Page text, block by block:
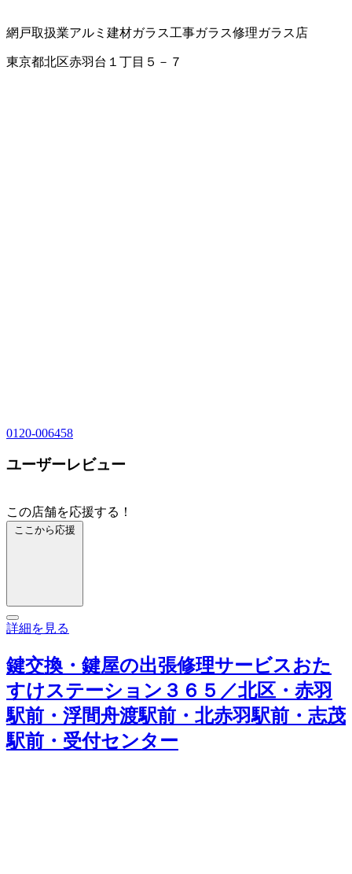
網戸取扱業アルミ建材ガラス工事ガラス修理ガラス店
東京都北区赤羽台１丁目５－７
0120-006458
ユーザーレビュー
この店舗を応援する！
ここから応援
詳細を見る
鍵交換・鍵屋の出張修理サービスおた
すけステーション３６５／北区・赤羽
駅前・浮間舟渡駅前・北赤羽駅前・志茂
駅前・受付センター